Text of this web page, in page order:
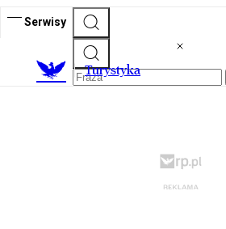
Serwisy
Turystyka